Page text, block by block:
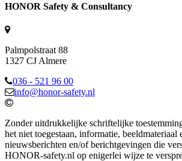
HONOR Safety & Consultancy
Palmpolstraat 88
1327 CJ Almere
036 - 521 96 00
info@honor-safety.nl
Zonder uitdrukkelijke schriftelijke
het niet toegestaan, informatie, beeldmateriaal
nieuwsberichten en/of berichtgevingen die
HONOR-safety.nl op enigerlei wijze te